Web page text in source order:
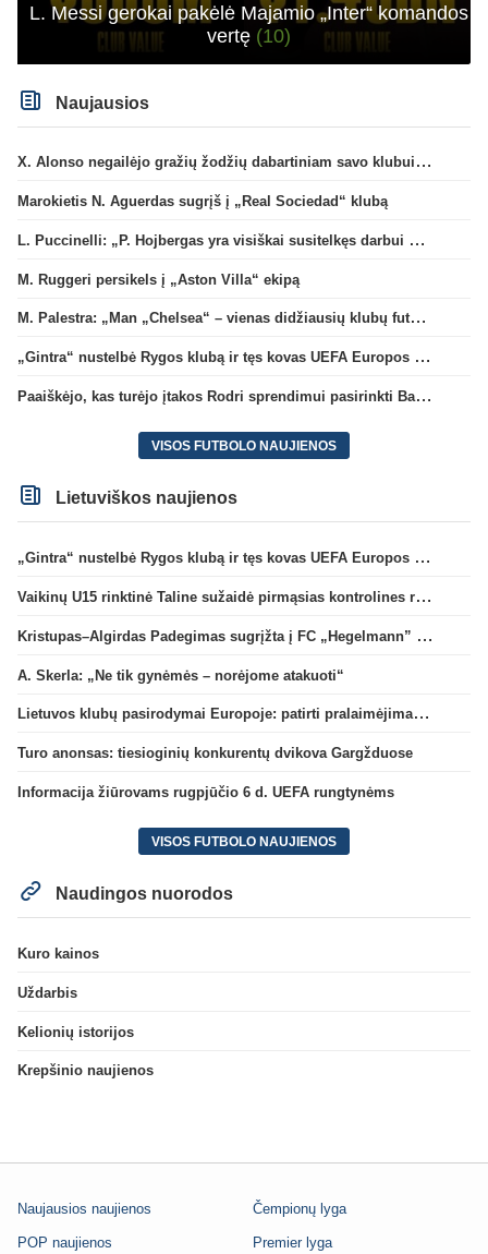
L. Messi gerokai pakėlė Majamio „Inter“ komandos
vertę (10)
Naujausios
X. Alonso negailėjo gražių žodžių dabartiniam savo klubui „Chelsea“
Marokietis N. Aguerdas sugrįš į „Real Sociedad“ klubą
L. Puccinelli: „P. Hojbergas yra visiškai susitelkęs darbui Marselyje“
M. Ruggeri persikels į „Aston Villa“ ekipą
M. Palestra: „Man „Chelsea“ – vienas didžiausių klubų futbole“
„Gintra“ nustelbė Rygos klubą ir tęs kovas UEFA Europos taurės atrankoje
Paaiškėjo, kas turėjo įtakos Rodri sprendimui pasirinkti Barselonos pusę
VISOS FUTBOLO NAUJIENOS
Lietuviškos naujienos
„Gintra“ nustelbė Rygos klubą ir tęs kovas UEFA Europos taurės atrankoje
Vaikinų U15 rinktinė Taline sužaidė pirmąsias kontrolines rungtynes
Kristupas–Algirdas Padegimas sugrįžta į FC „Hegelmann” B sudėtį
A. Skerla: „Ne tik gynėmės – norėjome atakuoti“
Lietuvos klubų pasirodymai Europoje: patirti pralaimėjimai Kroatijos atstovams
Turo anonsas: tiesioginių konkurentų dvikova Gargžduose
Informacija žiūrovams rugpjūčio 6 d. UEFA rungtynėms
VISOS FUTBOLO NAUJIENOS
Naudingos nuorodos
Kuro kainos
Uždarbis
Kelionių istorijos
Krepšinio naujienos
Naujausios naujienos
POP naujienos
Čempionų lyga
Premier lyga